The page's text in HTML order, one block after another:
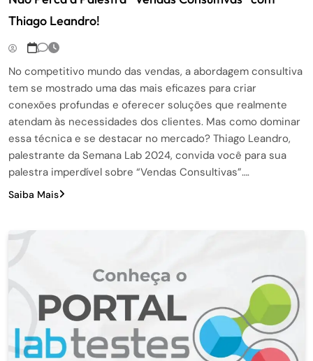
Thiago Leandro!
No competitivo mundo das vendas, a abordagem consultiva
tem se mostrado uma das mais eficazes para criar
conexões profundas e oferecer soluções que realmente
atendam às necessidades dos clientes. Mas como dominar
essa técnica e se destacar no mercado? Thiago Leandro,
palestrante da Semana Lab 2024, convida você para sua
palestra imperdível sobre “Vendas Consultivas”….
Saiba Mais